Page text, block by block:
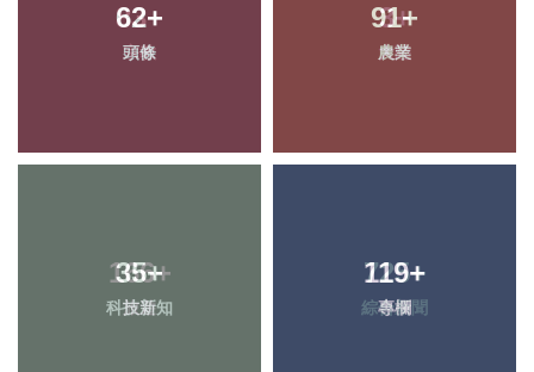
62+
頭條
91+
農業
35+
科技新知
119+
專欄